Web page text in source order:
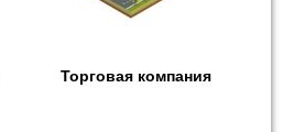
Торговая компания